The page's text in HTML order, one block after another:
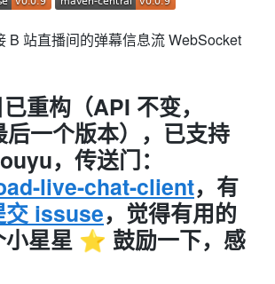
B 站直播间的弹幕信息流 WebSocket
重构（API 不变，
一个版本），已支持
，传送门：
live-chat-client，有
交 issuse，觉得有用的
小星星 ⭐️ 鼓励一下，感